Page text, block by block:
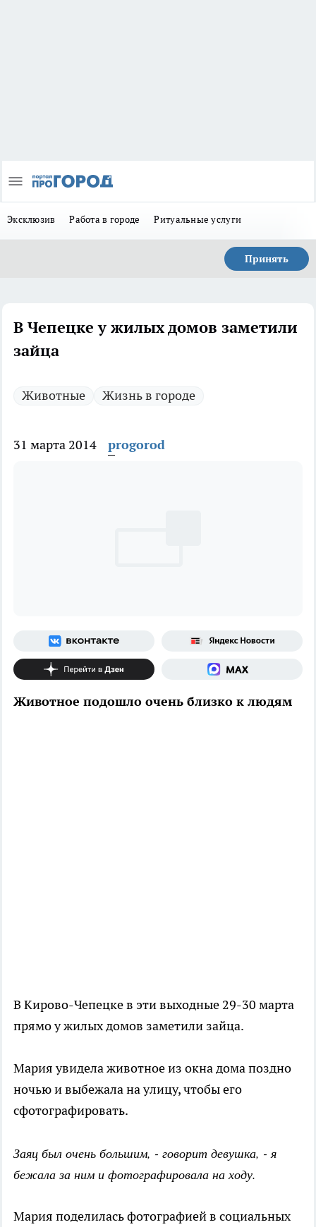
Эксклюзив Работа в городе Ритуальные услуги
Принять
В Чепецке у жилых домов заметили
зайца
Животные Жизнь в городе
31 марта 2014 progorod
Животное подошло очень близко к людям
В Кирово-Чепецке в эти выходные 29-30 марта
прямо у жилых домов заметили зайца.
Мария увидела животное из окна дома поздно
ночью и выбежала на улицу, чтобы его
сфотографировать.
Заяц был очень большим, - говорит девушка, - я
бежала за ним и фотографировала на ходу.
Мария поделилась фотографией в социальных